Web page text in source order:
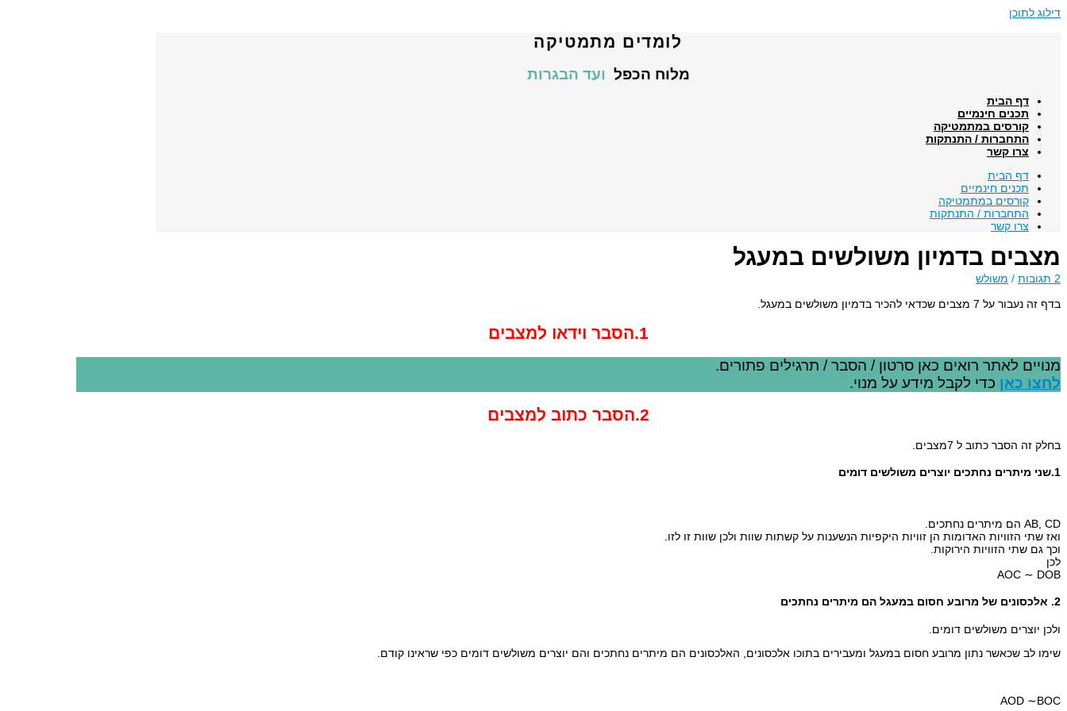
דילוג לתוכן
לומדים מתמטיקה
מלוח הכפל ועד הבגרות
דף הבית
תכנים חינמיים
קורסים במתמטיקה
התחברות / התנתקות
צרו קשר
דף הבית
תכנים חינמיים
קורסים במתמטיקה
התחברות / התנתקות
צרו קשר
מצבים בדמיון משולשים במעגל
2 תגובות / משולש
בדף זה נעבור על 7 מצבים שכדאי להכיר בדמיון משולשים במעגל.
1.הסבר וידאו למצבים
מנויים לאתר רואים כאן סרטון / הסבר / תרגילים פתורים.
לחצו כאן כדי לקבל מידע על מנוי.
2.הסבר כתוב למצבים
בחלק זה הסבר כתוב ל 7מצבים.
1.שני מיתרים נחתכים יוצרים משולשים דומים
AB, CD הם מיתרים נחתכים.
ואז שתי הזוויות האדומות הן זוויות היקפיות הנשענות על קשתות שוות ולכן שוות זו לזו.
וכך גם שתי הזוויות הירוקות.
לכן
AOC ∼ DOB
2. אלכסונים של מרובע חסום במעגל הם מיתרים נחתכים
ולכן יוצרים משולשים דומים.
שימו לב שכאשר נתון מרובע חסום במעגל ומעבירים בתוכו אלכסונים, האלכסונים הם מיתרים נחתכים והם יוצרים משולשים דומים כפי שראינו קודם.
AOD ∼BOC